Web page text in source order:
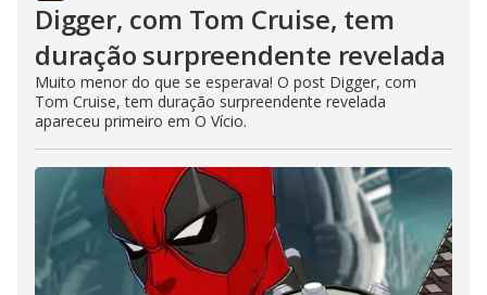
Digger, com Tom Cruise, tem
duração surpreendente revelada
Muito menor do que se esperava! O post Digger, com
Tom Cruise, tem duração surpreendente revelada
apareceu primeiro em O Vício.